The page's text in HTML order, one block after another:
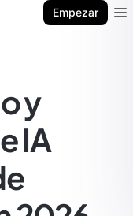
Empezar
y
IA